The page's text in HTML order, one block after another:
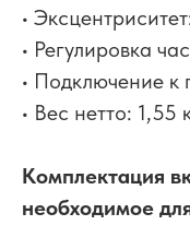
•
• Регулировка
• Подключение к
• Вес нетто: 1,55
Комплектация
необходимое